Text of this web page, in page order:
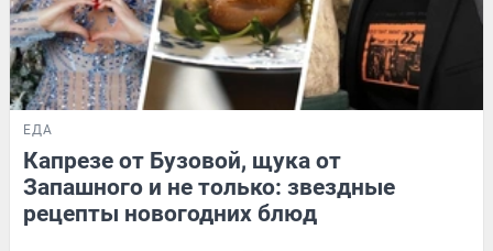
ЕДА
Капрезе от Бузовой, щука от
Запашного и не только: звездные
рецепты новогодних блюд